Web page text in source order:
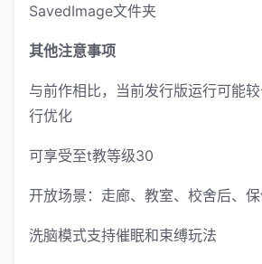
SavedImage文件夹
其他注意事项
与前作相比，当前发行版运行可能
行优化
可享受至t教等级30
开放场景：走廊、教室、校舍后、
洗脑模式支持催眠和束缚玩法